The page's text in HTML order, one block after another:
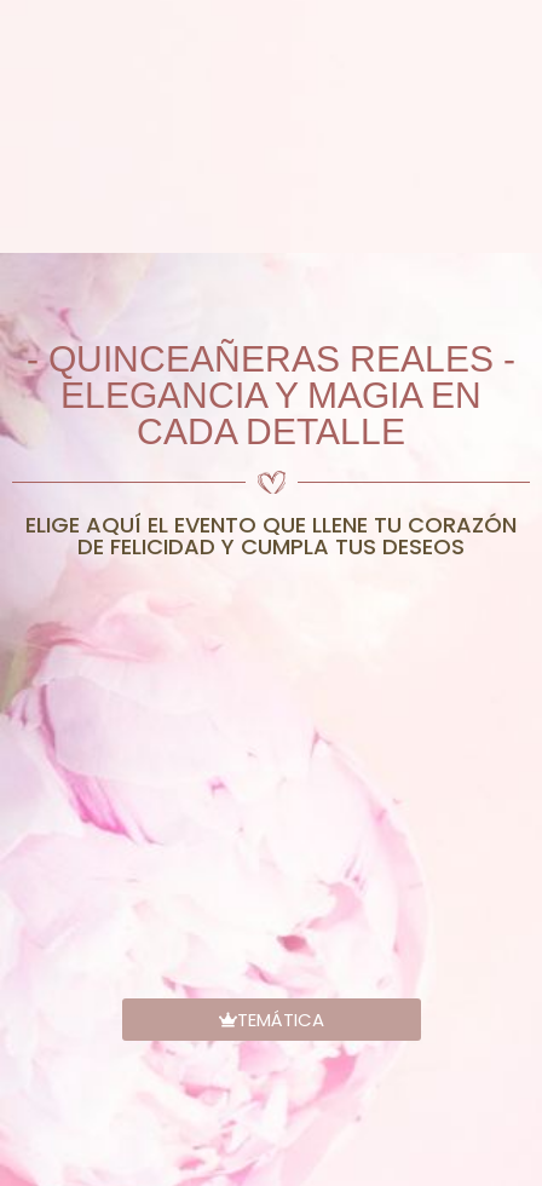
- QUINCEAÑERAS REALES -
ELEGANCIA Y MAGIA EN
CADA DETALLE
ELIGE AQUÍ EL EVENTO QUE LLENE TU CORAZÓN
DE FELICIDAD Y CUMPLA TUS DESEOS
TEMÁTICA